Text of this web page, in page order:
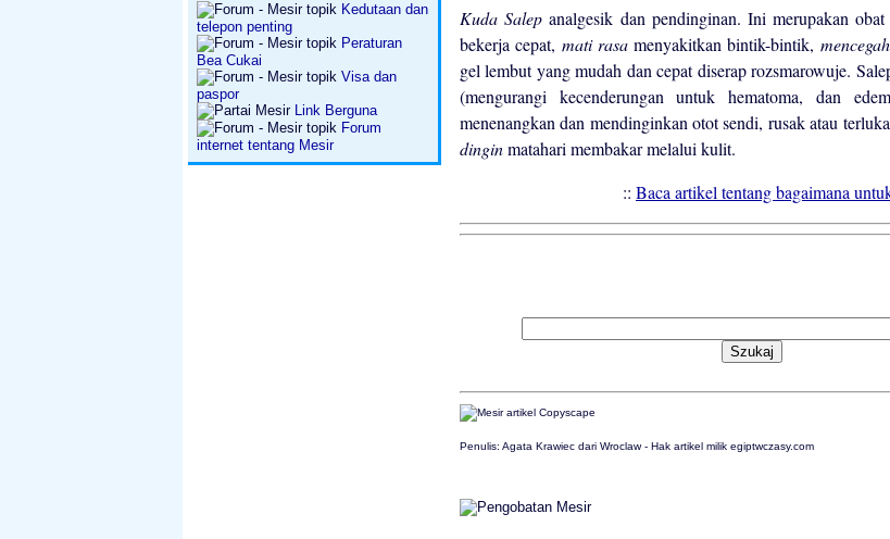
Kedutaan dan
telepon penting
Peraturan
Bea Cukai
Visa dan
paspor
Link Berguna
Forum
internet tentang Mesir
Kuda Salepanalgesik dan pendinginan. Ini merupakan
bekerja cepat, mati rasa menyakitkan bintik-bintik, mencegah
gel lembut yang mudah dan cepat diserap rozsmarowuje.
(mengurangi kecenderungan untuk hematoma, dan
menenangkan dan mendinginkan otot sendi, rusak atau
dinginmatahari membakar melalui kulit.
:: Baca artikel tentang bagaimana
Penulis: Agata Krawiec dari Wroclaw - Hak artikel milik egiptwczasy.com